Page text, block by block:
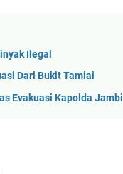
Ilegal
Dari Bukit Tamiai
Evakuasi Kapolda Jambi